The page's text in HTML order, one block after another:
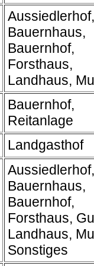
Aussiedlerhof,
Bauernhaus,
Bauernhof,
Forsthaus,
Landhaus,
Bauernhof,
Reitanlage
Landgasthof
Aussiedlerhof,
Bauernhaus,
Bauernhof,
Forsthaus,
Landhaus,
Sonstiges